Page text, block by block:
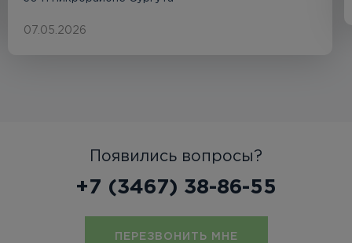
07.05.2026
Появились вопросы?
+7 (3467) 38-86-55
ПЕРЕЗВОНИТЬ МНЕ